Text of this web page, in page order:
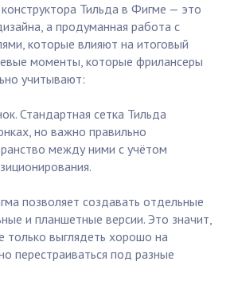
Тильда в Фигме — это
а продуманная работа с
которые влияют на итоговый
моменты, которые фрилансеры
учитывают:
Стандартная сетка Тильда
но важно правильно
между ними с учётом
позволяет создавать отдельные
и планшетные версии. Это значит,
только выглядеть хорошо на
перестраиваться под разные